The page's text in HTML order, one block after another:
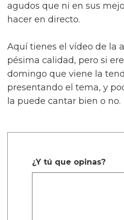
agudos que ni en sus
hacer en directo.
Aquí tienes el vídeo de la
pésima calidad, pero si
domingo que viene la
presentando el tema, y
la puede cantar bien o no.
¿Y tú que opinas?